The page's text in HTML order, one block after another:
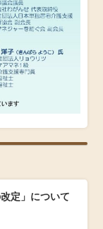
定」について